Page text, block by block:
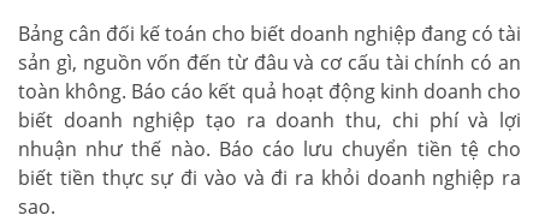
Bảng cân đối kế toán cho biết doanh nghiệp đang có tài
sản gì, nguồn vốn đến từ đâu và cơ cấu tài chính có an
toàn không. Báo cáo kết quả hoạt động kinh doanh cho
biết doanh nghiệp tạo ra doanh thu, chi phí và lợi
nhuận như thế nào. Báo cáo lưu chuyển tiền tệ cho
biết tiền thực sự đi vào và đi ra khỏi doanh nghiệp ra
sao.